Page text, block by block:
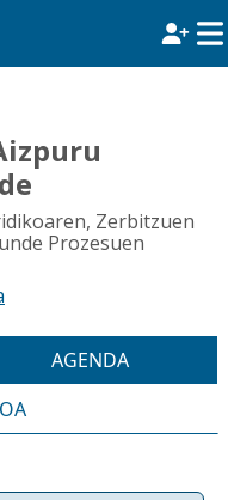
Zerbitzuen
Prozesuen
AGENDA